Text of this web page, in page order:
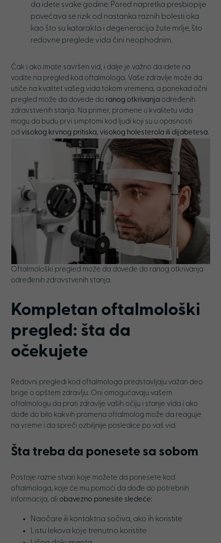
da idete svake godine. Pored napretka presbiopije
povećava se rizik od nastanka raznih bolesti oka
kao što su katarakta i degeneracija žute mrlje, što
redovne preglede vida čini neophodnim.
Čak i ako imate savršen vid, i dalje je važno da idete na
vodite na pregled kod oftalmologa. Vaše zdravlje može da
utiče na kvalitet vašeg vida tokom vremena, a ponekad očni
pregled može da dovede do ranog otkrivanja određenih
zdravstvenih stanja. Na primer, promene u kvalitetu vida
mogu da budu prvi simptomi kod ljudi koji su u opasnosti
od visokog krvnog pritiska, visokog holesterola ili dijabetesa.
Oftalmološki pregled može da dovede do ranog otkrivanja
određenih zdravstvenih stanja.
Kompletan oftalmološki
pregled: šta da
očekujete
Redovni pregledi kod oftalmologa predstavljaju važan deo
brige o opštem zdravlju. Oni omogućavaju vašem
oftalmologu da prati zdravlje vaših očiju i stanje vida i ako
dođe do bilo kakvih promena oftalmolog može da reaguje
na vreme i da spreči ozbiljnije posledice po vaš vid.
Šta treba da ponesete sa sobom
Postoje razne stvari koje možete da ponesete kod
oftalmologa, koje će mu pomoći da dođe do potrebnih
informacija, ali obavezno ponesite sledeće:
Naočare ili kontaktna sočiva, ako ih koristite
Listu lekova koje trenutno koristite